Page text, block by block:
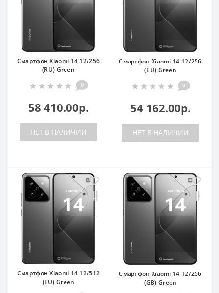
Смартфон Xiaomi 14 12/256
(RU) Green
0
58 410.00р.
НЕТ В НАЛИЧИИ
Смартфон Xiaomi 14 12/256
(EU) Green
0
54 162.00р.
НЕТ В НАЛИЧИИ
Смартфон Xiaomi 14 12/512
(EU) Green
Смартфон Xiaomi 14 12/256
(GB) Green